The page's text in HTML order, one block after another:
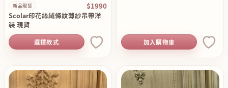
新品現貨 $1990
Scolar印花絲絨條紋薄紗吊帶洋
裝 現貨
選擇款式 加入購物車